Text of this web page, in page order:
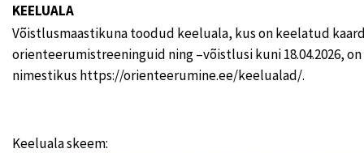
KEELUALA
Võistlusmaastikuna toodud keeluala, kus on keelatud
orienteerumistreeninguid ning –võistlusi kuni 18.04.2026,
nimestikus https://orienteerumine.ee/keelualad/.
Keeluala skeem: